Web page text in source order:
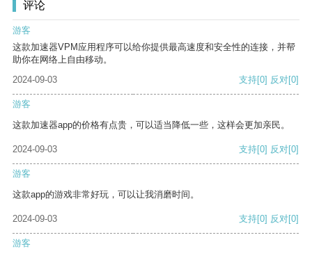
评论
游客
这款加速器VPM应用程序可以给你提供最高速度和安全性的连接，并帮
助你在网络上自由移动。
2024-09-03
支持[0] 反对[0]
游客
这款加速器app的价格有点贵，可以适当降低一些，这样会更加亲民。
2024-09-03 支持[0] 反对[0]
游客
这款app的游戏非常好玩，可以让我消磨时间。
2024-09-03 支持[0] 反对[0]
游客